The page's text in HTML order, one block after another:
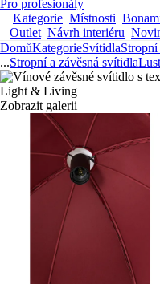
Pro profesionály
Kategorie Místnosti
Outlet Návrh interiéru
DomůKategorieSvítidlaStropní
...Stropní a závěsná svítidla
Zobrazit galerii